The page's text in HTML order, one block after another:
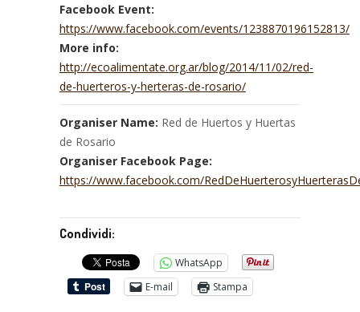
Facebook Event:
https://www.facebook.com/events/1238870196152813/
More info:
http://ecoalimentate.org.ar/blog/2014/11/02/red-
de-huerteros-y-herteras-de-rosario/
Organiser Name: Red de Huertos y Huertas
de Rosario
Organiser Facebook Page:
https://www.facebook.com/
Condividi:
WhatsApp
E-mail
Stampa